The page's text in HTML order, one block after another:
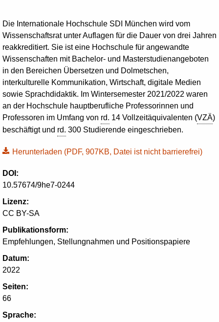
Die Internationale Hochschule SDI München wird vom
Wissenschaftsrat unter Auflagen für die Dauer von drei Jahren
reakkreditiert. Sie ist eine Hochschule für angewandte
Wissenschaften mit Bachelor- und Masterstudienangeboten
in den Bereichen Übersetzen und Dolmetschen,
interkulturelle Kommunikation, Wirtschaft, digitale Medien
sowie Sprachdidaktik. Im Wintersemester 2021/2022 waren
an der Hochschule hauptberufliche Professorinnen und
Professoren im Umfang von rd. 14 Vollzeitäquivalenten (VZÄ)
beschäftigt und rd. 300 Studierende eingeschrieben.
Herunterladen (PDF, 907KB, Datei ist nicht barrierefrei)
DOI:
10.57674/9he7-0244
Lizenz:
CC BY-SA
Publikationsform:
Empfehlungen, Stellungnahmen und Positionspapiere
Datum:
2022
Seiten:
66
Sprache: